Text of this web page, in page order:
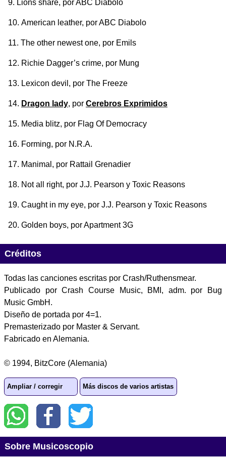
Lions share, por ABC Diabolo
American leather, por ABC Diabolo
The other newest one, por Emils
Richie Dagger’s crime, por Mung
Lexicon devil , por The Freeze
Dragon lady, por Cerebros Exprimidos
Media blitz, por Flag Of Democracy
Forming, por N.R.A.
Manimal , por Rattail Grenadier
Not all right, por J.J. Pearson y Toxic Reasons
Caught in my eye, por J.J. Pearson y Toxic Reasons
Golden boys, por Apartment 3G
Créditos
Todas las canciones escritas por Crash/Ruthensmear.
Publicado por Crash Course Music, BMI, adm. por Bug
Music GmbH.
Diseño de portada por 4=1.
Premasterizado por Master & Servant.
Fabricado en Alemania.
© 1994, BitzCore (Alemania)
Ampliar / corregir Más discos de varios artistas
Sobre Musicoscopio